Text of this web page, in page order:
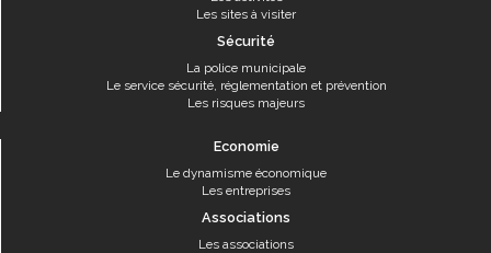
Les sites à visiter
Sécurité
La police municipale
Le service sécurité, réglementation et prévention
Les risques majeurs
Economie
Le dynamisme économique
Les entreprises
Associations
Les associations